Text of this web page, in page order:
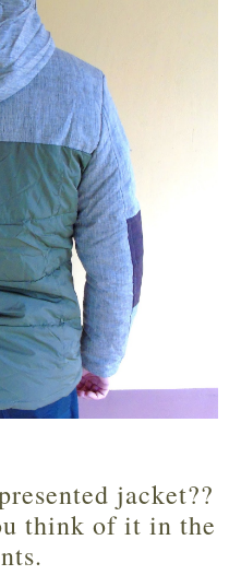
jacket??
think of it in the